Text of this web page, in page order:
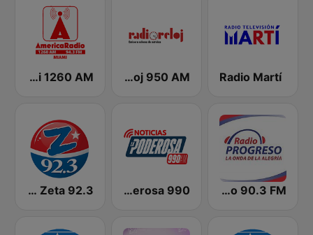
Radio Martí
Radio Reloj 950 AM
America Radio Miami 1260 AM
Radio Progreso 90.3 FM
La Nueva Poderosa 990
WCMQ Z92 / Zeta 92.3